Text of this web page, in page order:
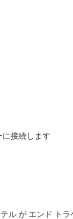
接続します
が エンド ト